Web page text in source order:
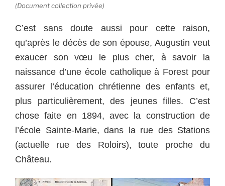
(Document collection privée)
C’est sans doute aussi pour cette raison,
qu’après le décès de son épouse, Augustin veut
exaucer son vœu le plus cher, à savoir la
naissance d’une école catholique à Forest pour
assurer l’éducation chrétienne des enfants et,
plus particulièrement, des jeunes filles. C’est
chose faite en 1894, avec la construction de
l’école Sainte-Marie, dans la rue des Stations
(actuelle rue des Roloirs), toute proche du
Château.